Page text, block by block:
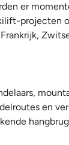
er
projecten
en